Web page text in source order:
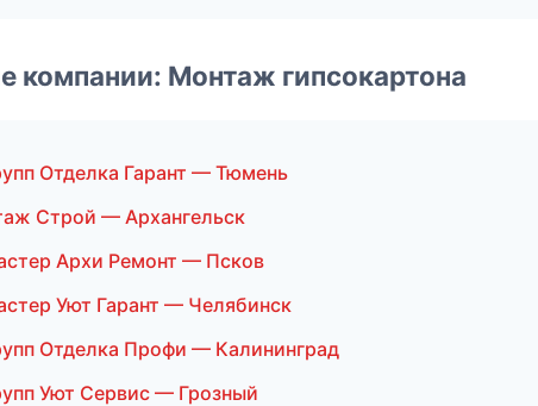
компании: Монтаж гипсокартона
Отделка Гарант — Тюмень
Строй — Архангельск
Архи Ремонт — Псков
Уют Гарант — Челябинск
Отделка Профи — Калининград
Уют Сервис — Грозный